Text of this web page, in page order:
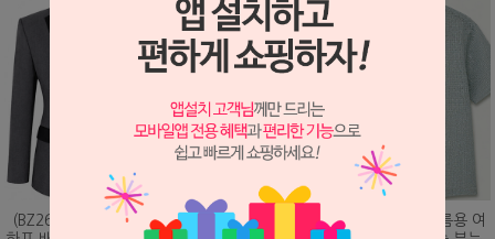
(BZ260203) 화려하게
(DS260479) 여름용 여
(DS260473) 여름용 여